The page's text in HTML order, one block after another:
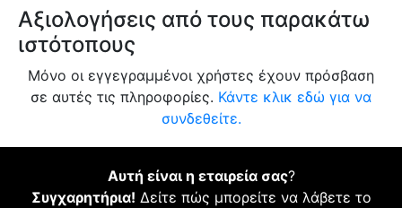
Αξιολογήσεις από τους παρακάτω
ιστότοπους
Μόνο οι εγγεγραμμένοι χρήστες έχουν πρόσβαση
σε αυτές τις πληροφορίες. Κάντε κλικ εδώ για να
συνδεθείτε.
Αυτή είναι η εταιρεία σας?
Συγχαρητήρια! Δείτε πώς μπορείτε να λάβετε το